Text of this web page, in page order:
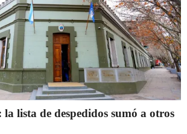
lista de despedidos sumó a otros